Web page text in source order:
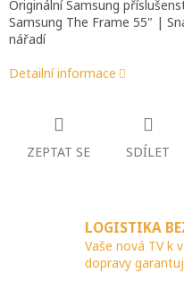
Originální Samsung
Samsung The Frame 55" |
nářadí
Detailní informace
ZEPTAT SE SDÍLET
LOGISTIKA
Vaše nová TV k
dopravy